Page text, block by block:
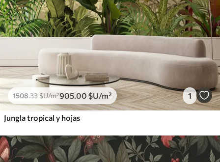
1508.33$U/m²905.00 $U/m² 1
Jungla tropical y hojas